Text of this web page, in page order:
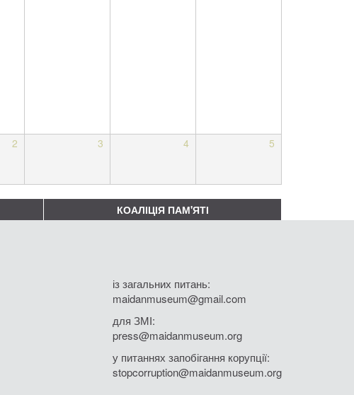
2 3 4 5
КОАЛІЦІЯ ПАМ'ЯТІ
із загальних питань:
maidanmuseum@gmail.com
для ЗМІ:
press@maidanmuseum.org
у питаннях запобігання корупції:
stopcorruption@maidanmuseum.org